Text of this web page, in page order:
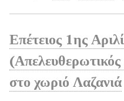
Επέτειος 1ης
στο χωριό Λαζανιά